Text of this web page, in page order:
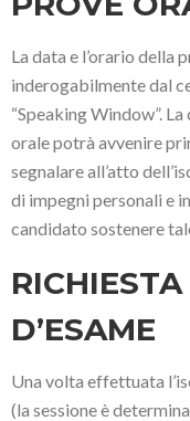
La data e l’orario della
inderogabilmente dal
“Speaking Window”.
orale potrà avvenire
segnalare all’atto
di impegni personali e
candidato sostenere
D’ESAME
Una volta effettuata
(la sessione è